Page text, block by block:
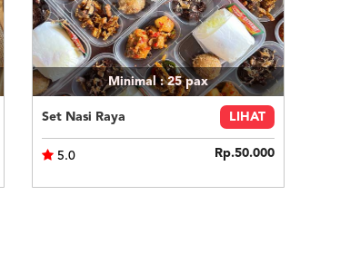
Minimal : 25pax
Set Nasi Raya LIHAT
5.0 Rp.50.000